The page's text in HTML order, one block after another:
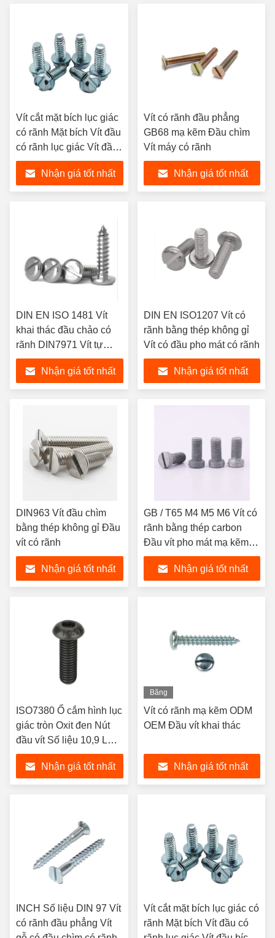
Vít cắt mặt bích lục giác
có rãnh Mặt bích Vít đầu
có rãnh lục giác Vít đầu
bích có rãnh
Nhận giá tốt nhất
Vít có rãnh đầu phẳng
GB68 mạ kẽm Đầu chìm
Vít máy có rãnh
Nhận giá tốt nhất
DIN EN ISO 1481 Vít
khai thác đầu chảo có
rãnh DIN7971 Vít tự
khai thác đầu chảo có
rãnh
Nhận giá tốt nhất
DIN EN ISO1207 Vít có
rãnh bằng thép không gỉ
Vít có đầu pho mát có rãnh
Nhận giá tốt nhất
DIN963 Vít đầu chìm
bằng thép không gỉ Đầu
vít có rãnh
Nhận giá tốt nhất
GB / T65 M4 M5 M6 Vít có
rãnh bằng thép carbon
Đầu vít pho mát mạ kẽm
nhúng nóng
Nhận giá tốt nhất
ISO7380 Ổ cắm hình lục
giác tròn Oxit đen Nút
đầu vít Số liệu 10,9 Lớp
M2-M16
Nhận giá tốt nhất
Băng
hình
Vít có rãnh mạ kẽm ODM
OEM Đầu vít khai thác
Nhận giá tốt nhất
INCH Số liệu DIN 97 Vít
có rãnh đầu phẳng Vít
Vít cắt mặt bích lục giác có
rãnh Mặt bích Vít đầu có